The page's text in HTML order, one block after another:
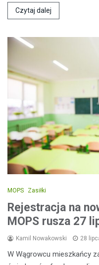
Czytaj dalej
MOPS Zasiłki
Rejestracja na
MOPS rusza 27
Kamil Nowakowski 28
W Wągrowcu mieszkańcy